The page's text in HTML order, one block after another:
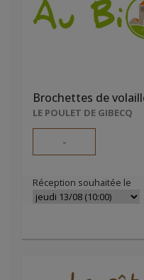
LE POULET DE GIBECQ
-
Réception souhaitée le